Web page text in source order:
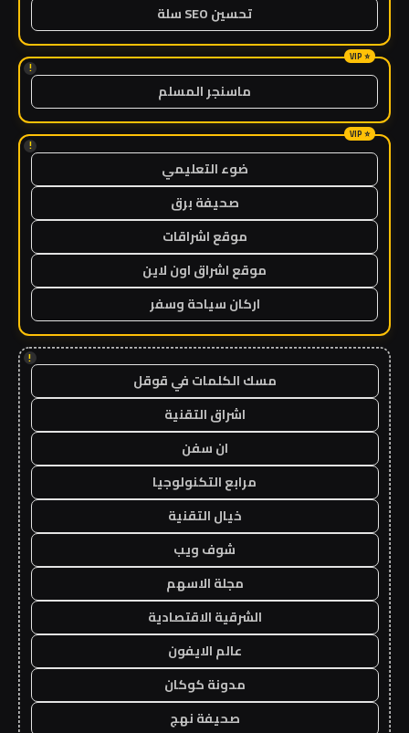
تحسين SEO سلة
!
ماسنجر المسلم
!
ضوء التعليمي
صحيفة برق
موقع اشراقات
موقع اشراق اون لاين
اركان سياحة وسفر
!
مسك الكلمات في قوقل
اشراق التقنية
ان سفن
مرابع التكنولوجيا
خيال التقنية
شوف ويب
مجلة الاسهم
الشرقية الاقتصادية
عالم الايفون
مدونة كوكان
صحيفة نهج